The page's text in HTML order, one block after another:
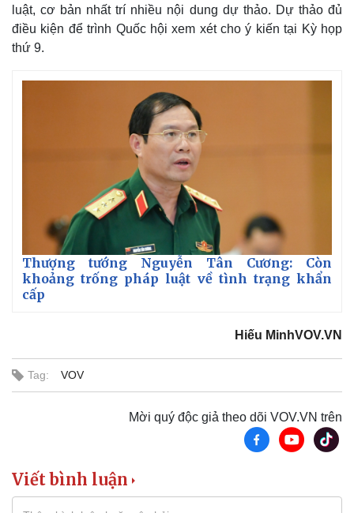
luật, cơ bản nhất trí nhiều nội dung dự thảo. Dự thảo đủ
điều kiện để trình Quốc hội xem xét cho ý kiến tại Kỳ họp
thứ 9.
Thượng tướng Nguyễn Tân Cương: Còn
khoảng trống pháp luật về tình trạng khẩn
cấp
Hiếu MinhVOV.VN
Tag: VOV
Mời quý độc giả theo dõi VOV.VN trên
Viết bình luận